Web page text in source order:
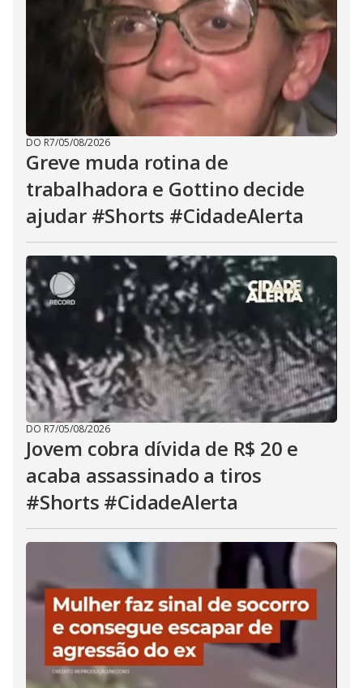
DO R7/05/08/2026
Greve muda rotina de
trabalhadora e Gottino decide
ajudar #Shorts #CidadeAlerta
DO R7/05/08/2026
Jovem cobra dívida de R$ 20 e
acaba assassinado a tiros
#Shorts #CidadeAlerta